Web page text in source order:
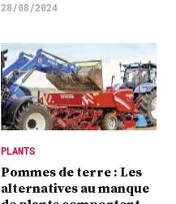
28/08/2024
PLANTS
Pommes de terre : Les
alternatives au manque